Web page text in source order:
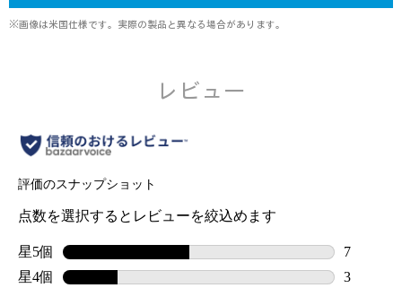
※画像は米国仕様です。実際の製品と異なる場合があります。
レビュー